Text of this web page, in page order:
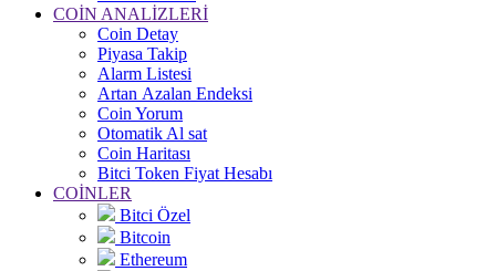
COİN ANALİZLERİ
Coin Detay
Piyasa Takip
Alarm Listesi
Artan Azalan Endeksi
Coin Yorum
Otomatik Al sat
Coin Haritası
Bitci Token Fiyat Hesabı
COİNLER
Bitci Özel
Bitcoin
Ethereum